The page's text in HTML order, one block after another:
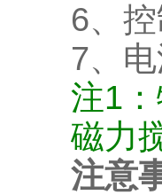
6、
7、
注1
磁力
注意